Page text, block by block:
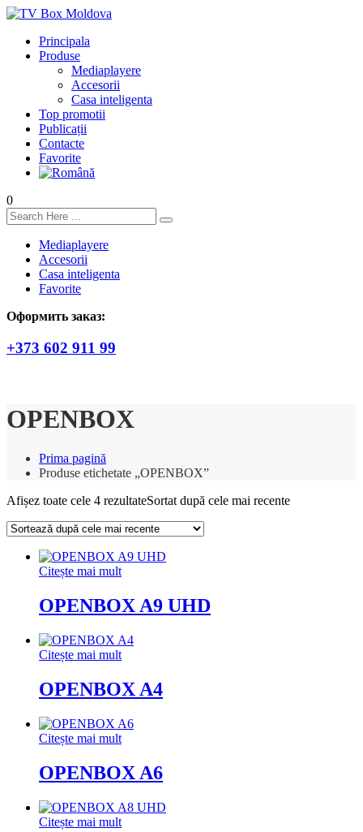
Principala
Produse
Mediaplayere
Accesorii
Casa inteligenta
Top promotii
Publicații
Contacte
Favorite
0
Mediaplayere
Accesorii
Casa inteligenta
Favorite
Оформить заказ:
+373 602 911 99
OPENBOX
Prima pagină
Produse etichetate „OPENBOX”
Afișez toate cele 4 rezultateSortat după cele mai recente
Citește mai mult
OPENBOX A9 UHD
Citește mai mult
OPENBOX A4
Citește mai mult
OPENBOX A6
Citește mai mult